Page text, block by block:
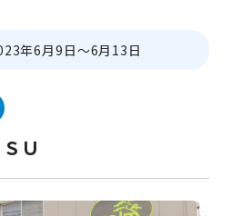
年6月9日～6月13日
Ｕ